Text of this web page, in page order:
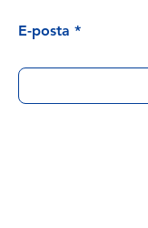
E-posta